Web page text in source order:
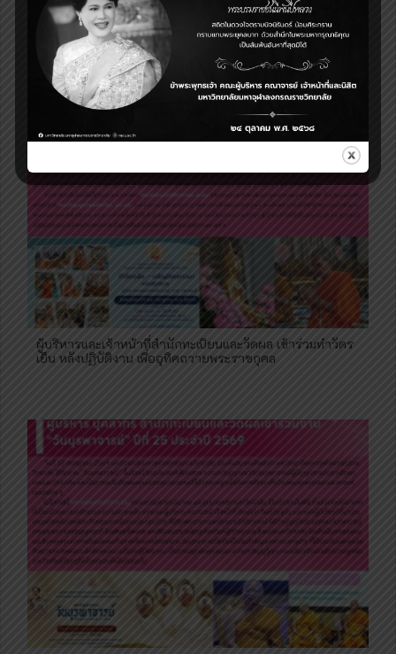
ผู้บริหารและเจ้าหน้าที่สำนักทะเบียนและวัดผล เข้าร่วมพิธี
ถวายพระพรชัยมงคลและพิธีเจริญพระพุทธมนต์เฉลิมพระเกียรติ
พระบาทสมเด็จพระเจ้าอยู่หัว เนื่องในวันเฉลิมพระชนมพรรษา
75 พรรษา
ผู้บริหารและเจ้าหน้าที่สำนักทะเบียนและวัดผล เข้าร่วมทำวัตร
เย็น หลังปฏิบัติงาน เพื่ออุทิศถวายพระราชกุศล